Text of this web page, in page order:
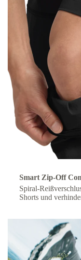
Smart Zip-Off
Spiral-
Shorts und